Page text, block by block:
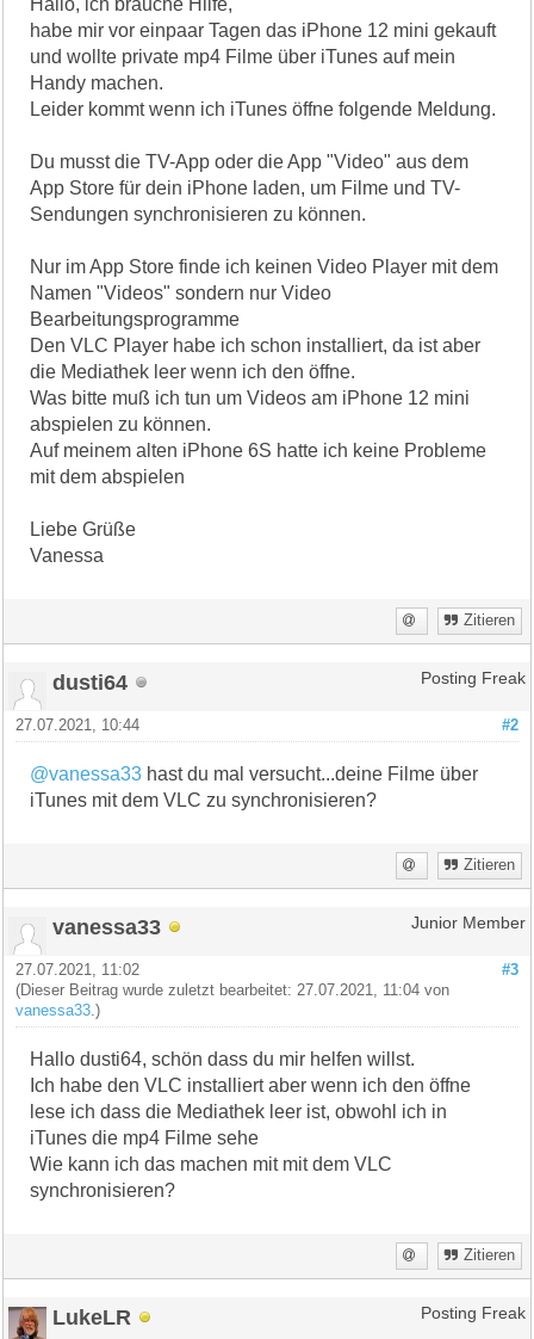
habe mir vor einpaar Tagen das iPhone 12 mini gekauft
und wollte private mp4 Filme über iTunes auf mein
Handy machen.
Leider kommt wenn ich iTunes öffne folgende Meldung.
Du musst die TV-App oder die App "Video" aus dem
App Store für dein iPhone laden, um Filme und TV-
Sendungen synchronisieren zu können.
Nur im App Store finde ich keinen Video Player mit dem
Namen "Videos" sondern nur Video
Bearbeitungsprogramme
Den VLC Player habe ich schon installiert, da ist aber
die Mediathek leer wenn ich den öffne.
Was bitte muß ich tun um Videos am iPhone 12 mini
abspielen zu können.
Auf meinem alten iPhone 6S hatte ich keine Probleme
mit dem abspielen
Liebe Grüße
Vanessa
Zitieren
dusti64 Posting Freak
#2
27.07.2021, 10:44
@vanessa33 hast du mal versucht...deine Filme über
iTunes mit dem VLC zu synchronisieren?
Zitieren
vanessa33 Junior Member
#3
27.07.2021, 11:02
(Dieser Beitrag wurde zuletzt bearbeitet: 27.07.2021, 11:04 von
vanessa33 .)
Hallo dusti64, schön dass du mir helfen willst.
Ich habe den VLC installiert aber wenn ich den öffne
lese ich dass die Mediathek leer ist, obwohl ich in
iTunes die mp4 Filme sehe
Wie kann ich das machen mit mit dem VLC
synchronisieren?
Zitieren
LukeLR Posting Freak